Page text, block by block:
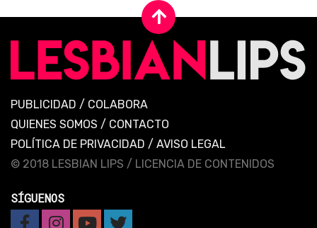
PUBLICIDAD / COLABORA
QUIENES SOMOS / CONTACTO
POLÍTICA DE PRIVACIDAD / AVISO LEGAL
© 2018 LESBIAN LIPS / LICENCIA DE CONTENIDOS
SÍGUENOS